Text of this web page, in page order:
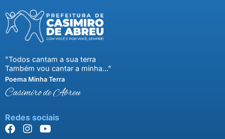
"Todos cantam a sua terra
Também vou cantar a minha..."
Poema Minha Terra
Casimiro de Abreu
Redes sociais